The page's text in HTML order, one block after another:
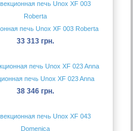
печь Unox XF 003 Roberta
33 313 грн.
печь Unox XF 023 Anna
38 346 грн.